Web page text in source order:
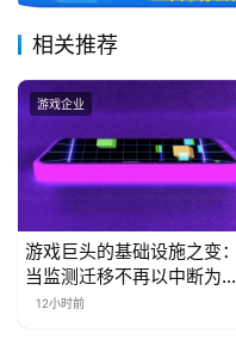
上
海
站
中
文
相关推荐
游戏企业
游戏巨头的基础设施之变：
当监测迁移不再以中断为代
价
12小时前